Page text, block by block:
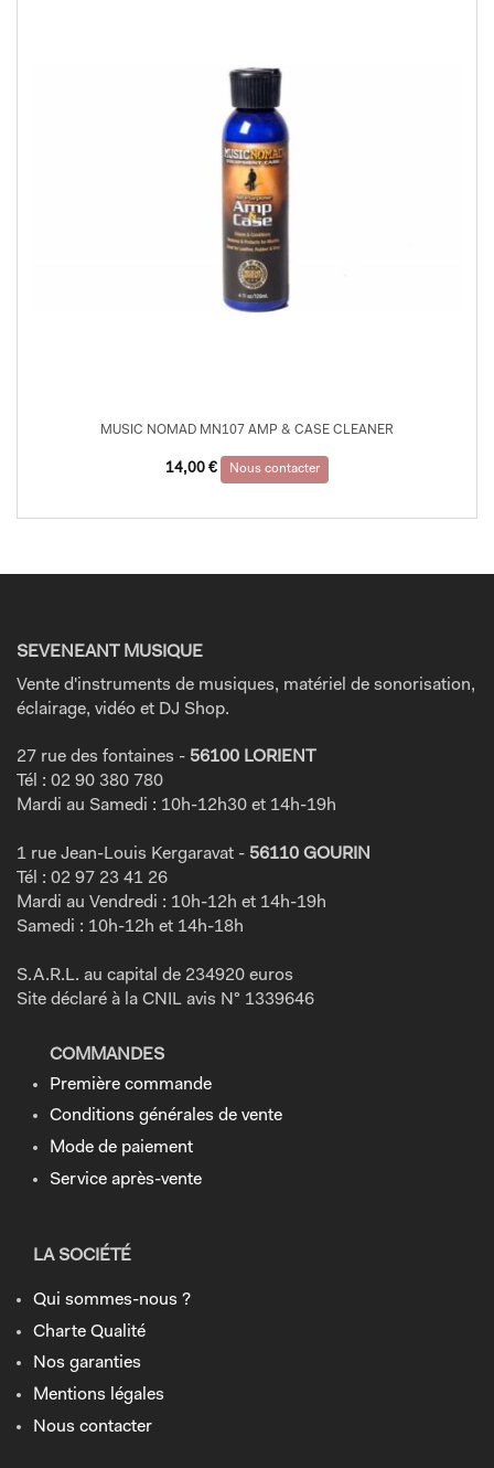
MUSIC NOMAD MN107 AMP & CASE CLEANER
14,00 € Nous contacter
SEVENEANT MUSIQUE
Vente d'instruments de musiques, matériel de sonorisation,
éclairage, vidéo et DJ Shop.
27 rue des fontaines - 56100 LORIENT
Tél : 02 90 380 780
Mardi au Samedi : 10h-12h30 et 14h-19h
1 rue Jean-Louis Kergaravat - 56110 GOURIN
Tél : 02 97 23 41 26
Mardi au Vendredi : 10h-12h et 14h-19h
Samedi : 10h-12h et 14h-18h
S.A.R.L. au capital de 234920 euros
Site déclaré à la CNIL avis N° 1339646
COMMANDES
Première commande
Conditions générales de vente
Mode de paiement
Service après-vente
LA SOCIÉTÉ
Qui sommes-nous ?
Charte Qualité
Nos garanties
Mentions légales
Nous contacter